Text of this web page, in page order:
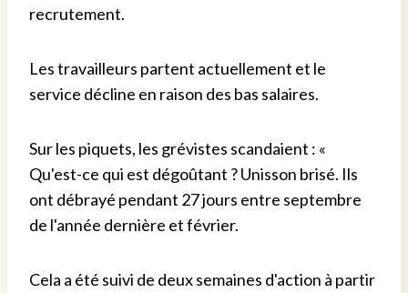
recrutement.
Les travailleurs partent actuellement et le
service décline en raison des bas salaires.
Sur les piquets, les grévistes scandaient : «
Qu'est-ce qui est dégoûtant ? Unisson brisé. Ils
ont débrayé pendant 27 jours entre septembre
de l'année dernière et février.
Cela a été suivi de deux semaines d'action à partir